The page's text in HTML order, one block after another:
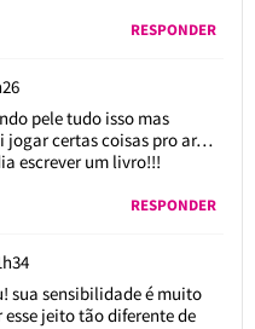
RESPONDER
pele tudo isso mas
jogar certas coisas pro ar…
escrever um livro!!!
RESPONDER
sua sensibilidade é muito
jeito tão diferente de